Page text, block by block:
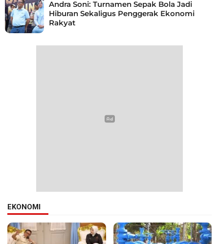
Andra Soni: Turnamen Sepak Bola Jadi
Hiburan Sekaligus Penggerak Ekonomi
Rakyat
EKONOMI